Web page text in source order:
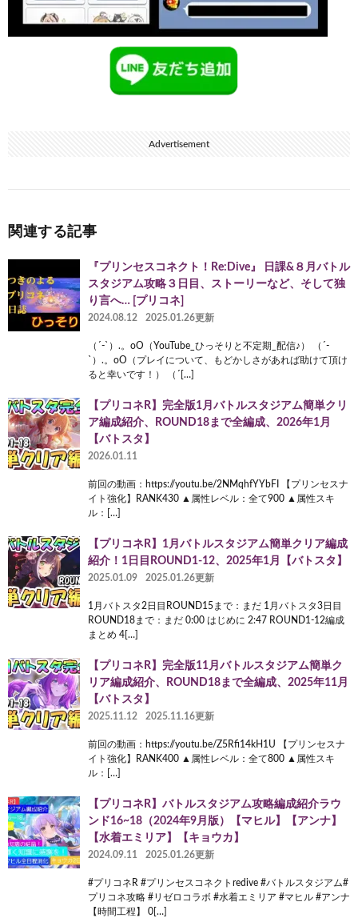
Advertisement
関連する記事
『プリンセスコネクト！Re:Dive』 日課&８月バトル
スタジアム攻略３日目、ストーリーなど、そして独
り言へ… [プリコネ]
2024.08.12 2025.01.26更新
（´-`）.。oO（YouTube_ひっそりと不定期_配信♪） （´-
`）.。oO（プレイについて、もどかしさがあれば助けて頂け
ると幸いです！） （´[…]
【プリコネR】完全版1月バトルスタジアム簡単クリ
ア編成紹介、ROUND18まで全編成、2026年1月
【バトスタ】
2026.01.11
前回の動画：https://youtu.be/2NMqhfYYbFI 【プリンセスナ
イト強化】RANK430 ▲属性レベル：全て900 ▲属性スキ
ル：[…]
【プリコネR】1月バトルスタジアム簡単クリア編成
紹介！1日目ROUND1-12、2025年1月【バトスタ】
2025.01.09 2025.01.26更新
1月バトスタ2日目ROUND15まで：まだ 1月バトスタ3日目
ROUND18まで：まだ 0:00 はじめに 2:47 ROUND1-12編成
まとめ 4[…]
【プリコネR】完全版11月バトルスタジアム簡単ク
リア編成紹介、ROUND18まで全編成、2025年11月
【バトスタ】
2025.11.12 2025.11.16更新
前回の動画：https://youtu.be/Z5Rfi14kH1U 【プリンセスナ
イト強化】RANK400 ▲属性レベル：全て800 ▲属性スキ
ル：[…]
【プリコネR】バトルスタジアム攻略編成紹介ラウ
ンド16~18（2024年9月版）【マヒル】【アンナ】
【水着エミリア】【キョウカ】
2024.09.11 2025.01.26更新
#プリコネR #プリンセスコネクトredive #バトルスタジアム#
プリコネ攻略 #リゼロコラボ #水着エミリア #マヒル #アンナ
【時間工程】 0[…]